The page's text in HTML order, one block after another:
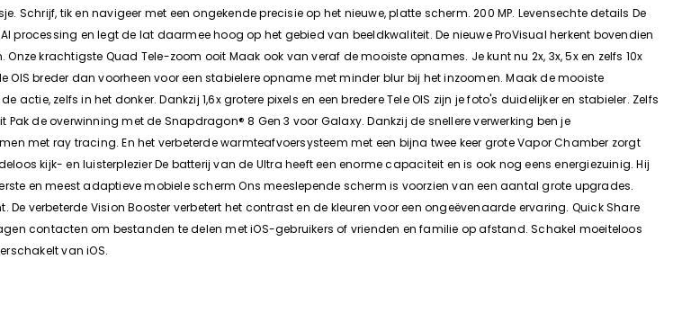
Schrijf, tik en navigeer met een ongekende precisie op het nieuwe, platte scherm. 200 MP. Levensechte details De
en legt de lat daarmee hoog op het gebied van beeldkwaliteit. De nieuwe ProVisual herkent bovendien
krachtigste Quad Tele-zoom ooit Maak ook van veraf de mooiste opnames. Je kunt nu 2x, 3x, 5x en zelfs 10x
breder dan voorheen voor een stabielere opname met minder blur bij het inzoomen. Maak de mooiste
zelfs in het donker. Dankzij 1,6x grotere pixels en een bredere Tele OIS zijn je foto's duidelijker en stabieler. Zelfs
de overwinning met de Snapdragon® 8 Gen 3 voor Galaxy. Dankzij de snellere verwerking ben je
met ray tracing. En het verbeterde warmteafvoersysteem met een bijna twee keer grote Vapor Chamber zorgt
kijk- en luisterplezier De batterij van de Ultra heeft een enorme capaciteit en is ook nog eens energiezuinig. Hij
en meest adaptieve mobiele scherm Ons meeslepende scherm is voorzien van een aantal grote upgrades.
verbeterde Vision Booster verbetert het contrast en de kleuren voor een ongeëvenaarde ervaring. Quick Share
contacten om bestanden te delen met iOS-gebruikers of vrienden en familie op afstand. Schakel moeiteloos
van iOS.